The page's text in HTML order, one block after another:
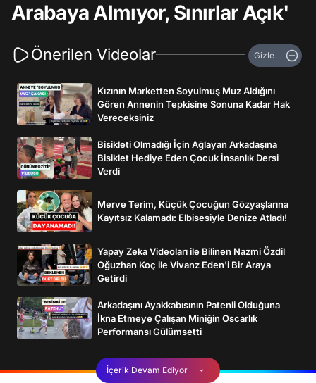
Arabaya Almıyor, Sınırlar Açık'
Önerilen Videolar Gizle
Kızının Marketten Soyulmuş Muz Aldığını
Gören Annenin Tepkisine Sonuna Kadar Hak
Vereceksiniz
Bisikleti Olmadığı İçin Ağlayan Arkadaşına
Bisiklet Hediye Eden Çocuk İnsanlık Dersi
Verdi
Merve Terim, Küçük Çocuğun Gözyaşlarına
Kayıtsız Kalamadı: Elbisesiyle Denize Atladı!
Yapay Zeka Videoları ile Bilinen Nazmi Özdil
Oğuzhan Koç ile Vivanz Eden'i Bir Araya
Getirdi
Arkadaşını Ayakkabısının Patenli Olduğuna
İkna Etmeye Çalışan Miniğin Oscarlık
Performansı Gülümsetti
İçerik Devam Ediyor